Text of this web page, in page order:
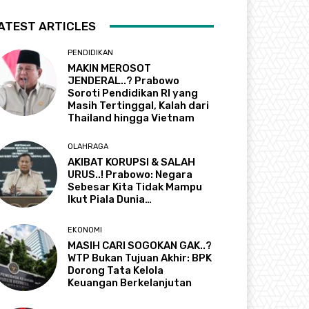
ARTICLES
PENDIDIKAN
MAKIN MEROSOT
JENDERAL..? Prabowo
Soroti Pendidikan RI yang
Masih Tertinggal, Kalah dari
Thailand hingga Vietnam
OLAHRAGA
AKIBAT KORUPSI & SALAH
URUS..! Prabowo: Negara
Sebesar Kita Tidak Mampu
Ikut Piala Dunia…
EKONOMI
MASIH CARI SOGOKAN GAK..?
WTP Bukan Tujuan Akhir: BPK
Dorong Tata Kelola
Keuangan Berkelanjutan